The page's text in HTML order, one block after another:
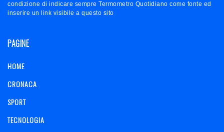
condizione di indicare sempre Termometro Quotidiano come fonte ed
inserire un link visibile a questo sito
PAGINE
HOME
CRONACA
SPORT
TECNOLOGIA